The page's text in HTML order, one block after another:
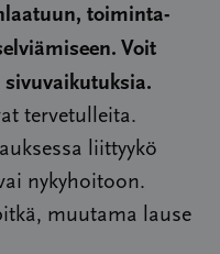
toiminta-
Voit
tervetulleita.
liittyykö
nykyhoitoon.
muutama lause